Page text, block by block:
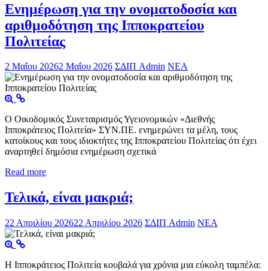
Ενημέρωση για την ονοματοδοσία και
αριθμοδότηση της Ιπποκρατείου
Πολιτείας
2 Μαΐου 20262 Μαΐου 2026 ΣΔΙΠ Admin ΝΕΑ
Ο Οικοδομικός Συνεταιρισμός Υγειονομικών «Διεθνής
Ιπποκράτειος Πολιτεία» ΣΥΝ.ΠΕ. ενημερώνει τα μέλη, τους
κατοίκους και τους ιδιοκτήτες της Ιπποκρατείου Πολιτείας ότι έχει
αναρτηθεί δημόσια ενημέρωση σχετικά
Read more
Τελικά, είναι μακριά;
22 Απριλίου 202622 Απριλίου 2026 ΣΔΙΠ Admin ΝΕΑ
Η Ιπποκράτειος Πολιτεία κουβαλά για χρόνια μια εύκολη ταμπέλα: